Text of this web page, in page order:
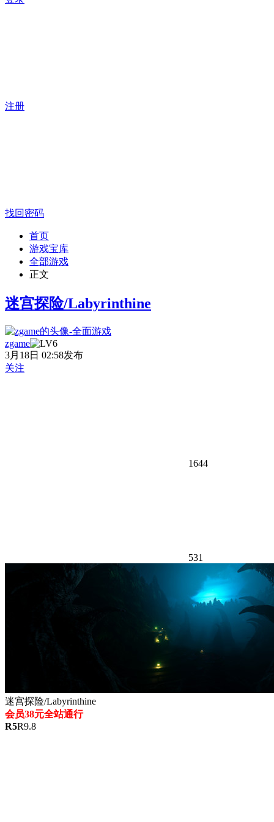
注册
找回密码
首页
游戏宝库
全部游戏
正文
迷宫探险/Labyrinthine
zgame
3月18日 02:58发布
关注
1644
531
迷宫探险/Labyrinthine
会员38元全站通行
R5R9.8